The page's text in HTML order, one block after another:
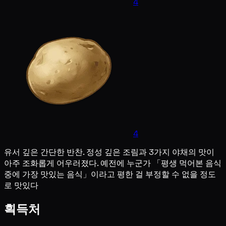
4
유서 깊은 간단한 반찬. 정성 깊은 조림과 3가지 야채의 맛이
아주 조화롭게 어우러졌다. 예전에 누군가 「평생 먹어본 음식
중에 가장 맛있는 음식」이라고 평한 걸 부정할 수 없을 정도
로 맛있다
획득처